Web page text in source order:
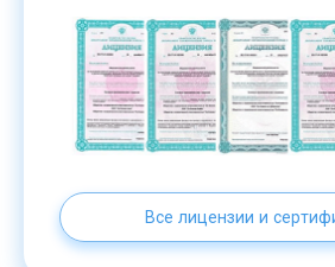
Все лицензии и